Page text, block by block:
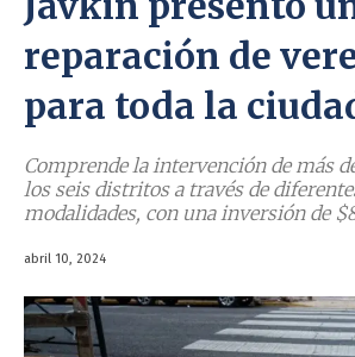
reparación de
para toda la
Comprende la intervención de más
los seis distritos a través de
modalidades, con una inversión de
abril 10, 2024